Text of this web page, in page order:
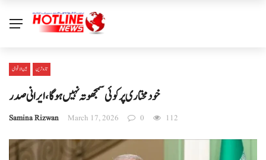
بین الا قوامی تازہ ترین
خودمختاری پر کوئی سمجھوتہ نہیں ہوگا، ایرانی صدر
Samina Rizwan March 17, 2026 0 112